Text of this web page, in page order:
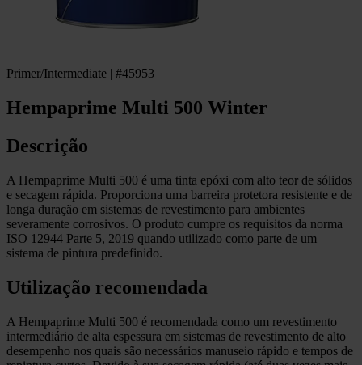
Primer/Intermediate | #45953
Hempaprime Multi 500 Winter
Descrição
A Hempaprime Multi 500 é uma tinta epóxi com alto teor de sólidos
e secagem rápida. Proporciona uma barreira protetora resistente e de
longa duração em sistemas de revestimento para ambientes
severamente corrosivos. O produto cumpre os requisitos da norma
ISO 12944 Parte 5, 2019 quando utilizado como parte de um
sistema de pintura predefinido.
Utilização recomendada
A Hempaprime Multi 500 é recomendada como um revestimento
intermediário de alta espessura em sistemas de revestimento de alto
desempenho nos quais são necessários manuseio rápido e tempos de